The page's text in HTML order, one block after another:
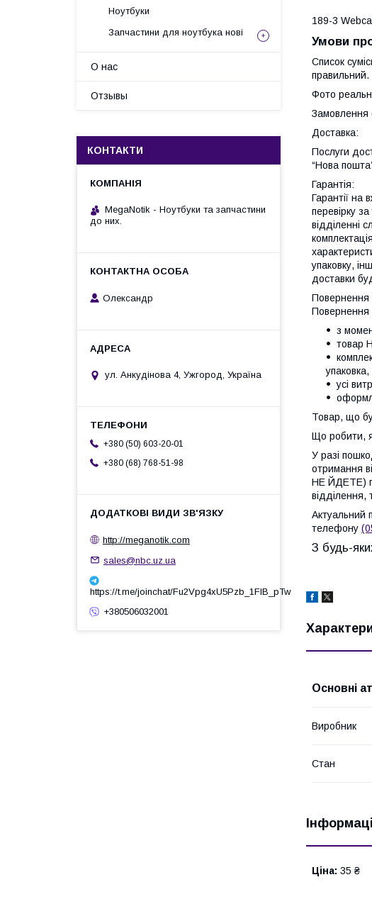
189-3
Умови
Список
Фото
Замовлення
Доставка:
Послуги
“Нова
Гарантія:
Гарантії на
перевірку
відділенні
упаковку,
доставки
Повернення
Повернення
з
товар
усі
Товар, що
Що робити,
У разі
отримання
НЕ ЙДЕТЕ)
відділення,
Актуальний
телефону
З будь-
Основні
Виробник
Стан
Ціна: 35 ₴
Ноутбуки
Запчастини для ноутбука нові
О нас
Отзывы
КОНТАКТИ
MegaNotik - Ноутбуки та запчастини
до них.
Олександр
ул. Анкудінова 4, Ужгород, Україна
+380 (50) 603-20-01
+380 (68) 768-51-98
http://meganotik.com
sales@nbc.uz.ua
https://t.me/joinchat/Fu2Vpg4xU5Pzb_1FIB_pTw
+380506032001